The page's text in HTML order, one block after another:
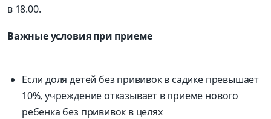
в 18.00.
Важные условия при приеме
Если доля детей без прививок в садике превышает
10%, учреждение отказывает в приеме нового
ребенка без прививок в целях